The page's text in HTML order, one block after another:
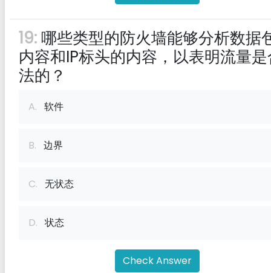
19: 哪些类型的防火墙能够分析数据
内容和IP标头的内容，以表明流量
法的？
A. 软件
B. 边界
C. 无状态
D. 状态
Check Answer